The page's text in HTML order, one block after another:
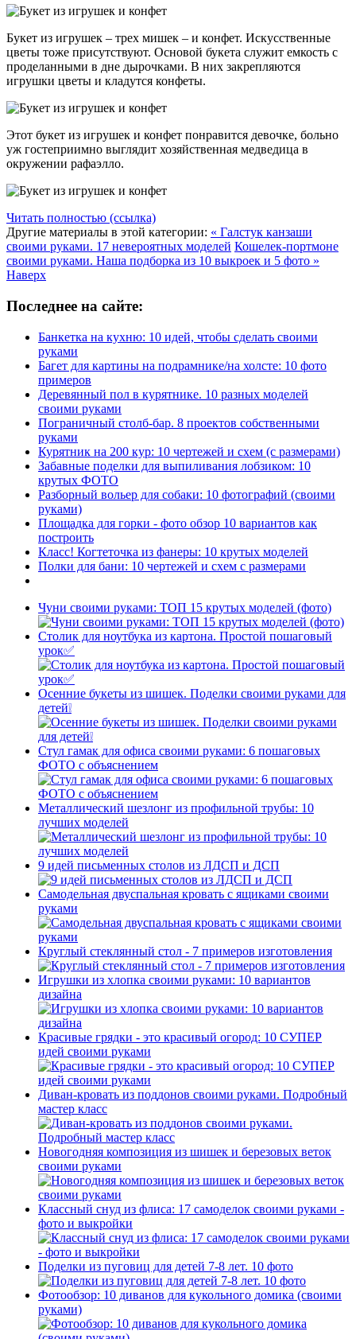
Букет из игрушек – трех мишек – и конфет. Искусственные
цветы тоже присутствуют. Основой букета служит емкость с
проделанными в дне дырочками. В них закрепляются
игрушки цветы и кладутся конфеты.
Этот букет из игрушек и конфет понравится девочке, больно
уж гостеприимно выглядит хозяйственная медведица в
окружении рафаэлло.
Читать полностью (ссылка)
Другие материалы в этой категории: « Галстук канзаши
своими руками. 17 невероятных моделей Кошелек-портмоне
своими руками. Наша подборка из 10 выкроек и 5 фото »
Наверх
Последнее на сайте:
Банкетка на кухню: 10 идей, чтобы сделать своими
руками
Багет для картины на подрамнике/на холсте: 10 фото
примеров
Деревянный пол в курятнике. 10 разных моделей
своими руками
Пограничный столб-бар. 8 проектов собственными
руками
Курятник на 200 кур: 10 чертежей и схем (с размерами)
Забавные поделки для выпиливания лобзиком: 10
крутых ФОТО
Разборный вольер для собаки: 10 фотографий (своими
руками)
Площадка для горки - фото обзор 10 вариантов как
построить
Класс! Когтеточка из фанеры: 10 крутых моделей
Полки для бани: 10 чертежей и схем с размерами
Чуни своими руками: ТОП 15 крутых моделей (фото)
Столик для ноутбука из картона. Простой пошаговый
урок✅
Осенние букеты из шишек. Поделки своими руками для
детей❕
Стул гамак для офиса своими руками: 6 пошаговых
ФОТО с объяснением
Металлический шезлонг из профильной трубы: 10
лучших моделей
9 идей письменных столов из ЛДСП и ДСП
Самодельная двуспальная кровать с ящиками своими
руками
Круглый стеклянный стол - 7 примеров изготовления
Игрушки из хлопка своими руками: 10 вариантов
дизайна
Красивые грядки - это красивый огород: 10 СУПЕР
идей своими руками
Диван-кровать из поддонов своими руками. Подробный
мастер класс
Новогодняя композиция из шишек и березовых веток
своими руками
Классный снуд из флиса: 17 самоделок своими руками -
фото и выкройки
Поделки из пуговиц для детей 7-8 лет. 10 фото
Фотообзор: 10 диванов для кукольного домика (своими
руками)